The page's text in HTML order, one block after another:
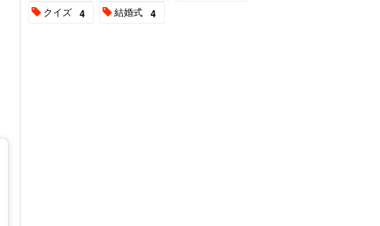
クイズ 4 結婚式 4